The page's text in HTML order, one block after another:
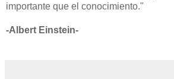
importante que el conocimiento."
-Albert Einstein-